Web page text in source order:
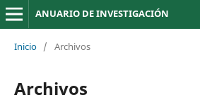
ANUARIO DE INVESTIGACIÓN
Inicio / Archivos
Archivos